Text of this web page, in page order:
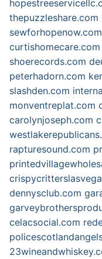
thepuzzleshare.com
sewforhopenow.com
curtishomecare.com
shoerecords.com
peterhadorn.com
slashden.com
monventreplat.com
carolynjoseph.com
rapturesound.com
dennysclub.com
celacsocial.com